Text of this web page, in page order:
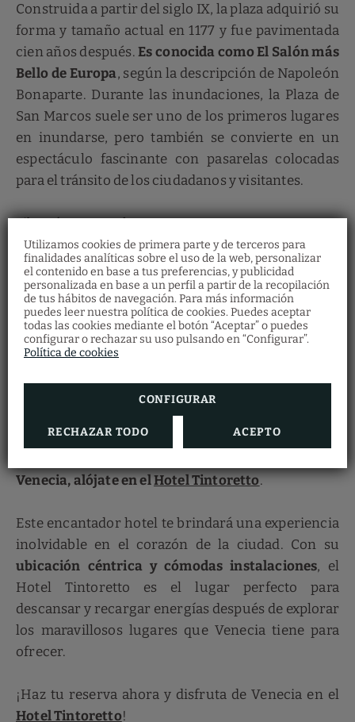
Utilizamos cookies de primera parte y de terceros para
finalidades analíticas sobre el uso de la web, personalizar
el contenido en base a tus preferencias, y publicidad
personalizada en base a un perfil a partir de la recopilación
de tus hábitos de navegación. Para más información
puedes leer nuestra política de cookies. Puedes aceptar
todas las cookies mediante el botón “Aceptar” o puedes
configurar o rechazar su uso pulsando en “Configurar”.
Política de cookies
CONFIGURAR
RECHAZAR TODO ACEPTO
Construida a partir del siglo IX, la plaza adquirió su
forma y tamaño actual en 1177 y fue pavimentada
cien años después.Es conocida como El Salón más
Bello de Europa, según la descripción de Napoleón
Bonaparte. Durante las inundaciones, la Plaza de
San Marcos suele ser uno de los primeros lugares
en inundarse, pero también se convierte en un
espectáculo fascinante con pasarelas colocadas
para el tránsito de los ciudadanos y visitantes.
Librería Acqua Alta
La Librería Acqua Alta se encuentra en una
pequeña calle entre la Iglesia de Santa María de
Formosa y la Basílica de Santi Giovanni e Paolo.
Esta peculiar librería ofrece una experiencia
única para los amantes de los libros. En su
interior, encontrarás libros de segunda mano de
estanterías, resguardados de las posibles
Venecia, alójate en elHotel Tintoretto.
Este encantador hotel te brindará una experiencia
inolvidable en el corazón de la ciudad. Con su
ubicación céntrica y cómodas instalaciones, el
Hotel Tintoretto es el lugar perfecto para
descansar y recargar energías después de explorar
los maravillosos lugares que Venecia tiene para
ofrecer.
¡Haz tu reserva ahora y disfruta de Venecia en el
Hotel Tintoretto!
Restaurante Santa
Fosca
Descubre la gastronomía veneciana en
nuestro Restaurante Ostaria Santa Fosca
donde podrás degustar una gran variedad
de platos típicos de la cocina regional con
nuestra web oficial